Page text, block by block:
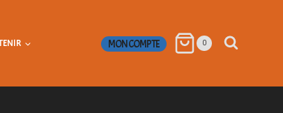
MON COMPTE 0